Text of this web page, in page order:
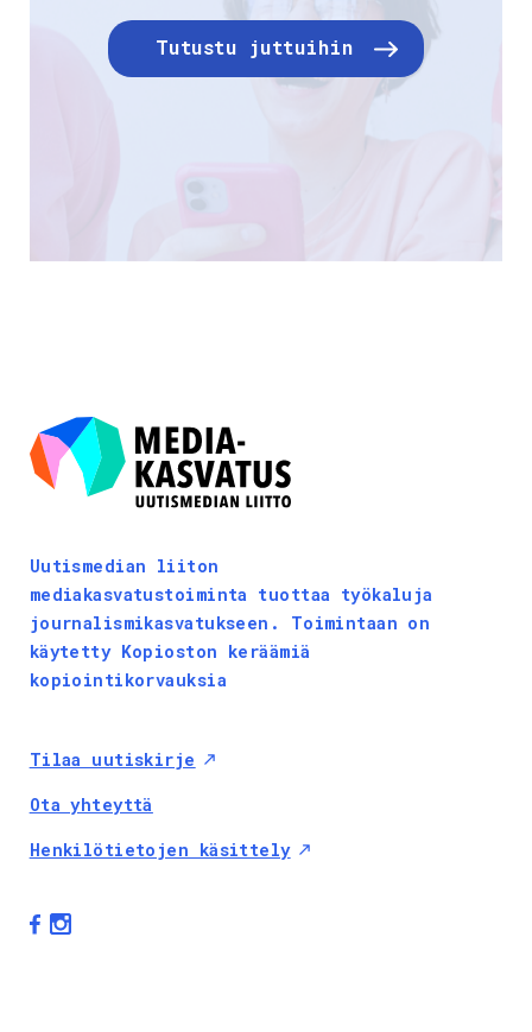
Tutustu juttuihin
Uutismedian liiton
mediakasvatustoiminta tuottaa työkaluja
journalismikasvatukseen. Toimintaan on
käytetty Kopioston keräämiä
kopiointikorvauksia
Tilaa uutiskirje
Ota yhteyttä
Henkilötietojen käsittely